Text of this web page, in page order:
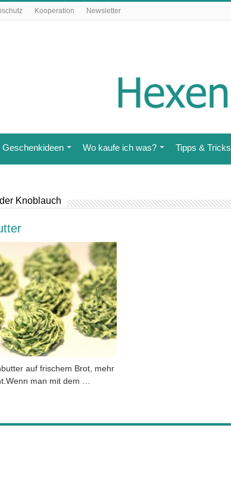
Kooperation Newsletter
Geschenkideen Wo kaufe ich was? Tipps & Tricks
Knoblauch
auf frischem Brot, mehr
man mit dem …